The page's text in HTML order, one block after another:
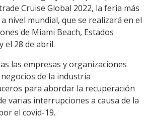
Cruise Global 2022, la feria más
nivel mundial, que se realizará en el
de Miami Beach, Estados
el 28 de abril.
las empresas y organizaciones
de la industria
para abordar la recuperación
varias interrupciones a causa de la
el covid-19.